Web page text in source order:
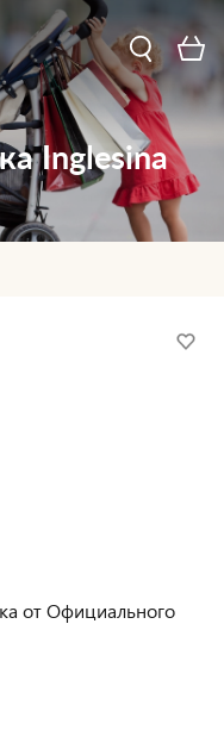
Inglesina
от Официального